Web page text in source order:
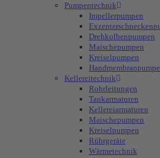
Pumpentechnik
Impellerpumpen
Drehkolbenpumpen
Maischepumpen
Kreiselpumpen
Handmembranpumpe
Kellereitechnik
Rohrleitungen
Tankarmaturen
Kellereiarmaturen
Maischepumpen
Kreiselpumpen
Rührgeräte
Wärmetechnik